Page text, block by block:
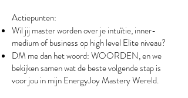
Actiepunten:
Wil jij master worden over je intuïtie, inner-
medium of business op high level Elite niveau?
DM me dan het woord: WOORDEN, en we
bekijken samen wat de beste volgende stap is
voor jou in mijn EnergyJoy Mastery Wereld.